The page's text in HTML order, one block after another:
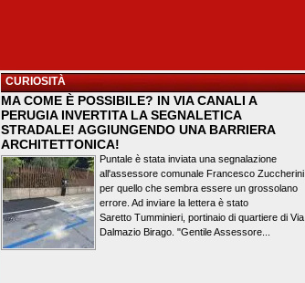
CURIOSITÀ
MA COME È POSSIBILE? IN VIA CANALI A
PERUGIA INVERTITA LA SEGNALETICA
STRADALE! AGGIUNGENDO UNA BARRIERA
ARCHITETTONICA!
Puntale è stata inviata una segnalazione
all'assessore comunale Francesco Zuccherini,
per quello che sembra essere un grossolano
errore. Ad inviare la lettera è stato
Saretto Tumminieri, portinaio di quartiere di Via
Dalmazio Birago. "Gentile Assessore...